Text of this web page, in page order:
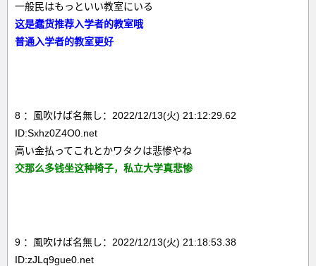
一般民はもっといい教室にいる
这是蠢货推荐入学者的教室哦
普通入学者的教室更好
8 ：風吹けば名無し：2022/12/13(火) 21:12:29.62
ID:Sxhz0Z4O0.net
高い金払ってこれとかワタクは悲惨やね
交那么多钱坐这种椅子，私立大学真悲惨
9 ：風吹けば名無し：2022/12/13(火) 21:18:53.38
ID:zJLq9gue0.net